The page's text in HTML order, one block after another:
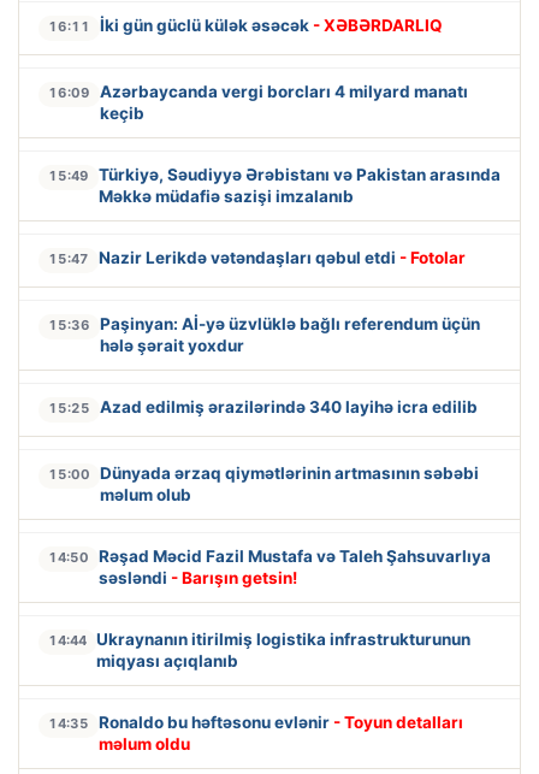
16:11 İki gün güclü külək əsəcək - XƏBƏRDARLIQ
16:09
Azərbaycanda vergi borcları 4 milyard manatı
keçib
15:49
Türkiyə, Səudiyyə Ərəbistanı və Pakistan arasında
Məkkə müdafiə sazişi imzalanıb
15:47 Nazir Lerikdə vətəndaşları qəbul etdi - Fotolar
15:36
Paşinyan: Aİ-yə üzvlüklə bağlı referendum üçün
hələ şərait yoxdur
15:25 Azad edilmiş ərazilərində 340 layihə icra edilib
15:00
Dünyada ərzaq qiymətlərinin artmasının səbəbi
məlum olub
14:50
Rəşad Məcid Fazil Mustafa və Taleh Şahsuvarlıya
səsləndi - Barışın getsin!
14:44 Ukraynanın itirilmiş logistika infrastrukturunun
miqyası açıqlanıb
14:35 Ronaldo bu həftəsonu evlənir - Toyun detalları
məlum oldu